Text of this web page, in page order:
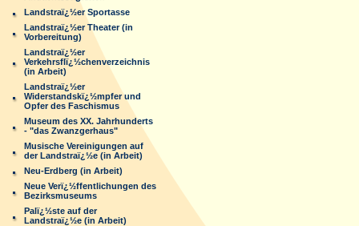
Landstraï¿½er Sportasse
Landstraï¿½er Theater (in
Vorbereitung)
Landstraï¿½er
Verkehrsflï¿½chenverzeichnis
(in Arbeit)
Landstraï¿½er
Widerstandskï¿½mpfer und
Opfer des Faschismus
Museum des XX. Jahrhunderts
- "das Zwanzgerhaus"
Musische Vereinigungen auf
der Landstraï¿½e (in Arbeit)
Neu-Erdberg (in Arbeit)
Neue Verï¿½ffentlichungen des
Bezirksmuseums
Palï¿½ste auf der
Landstraï¿½e (in Arbeit)